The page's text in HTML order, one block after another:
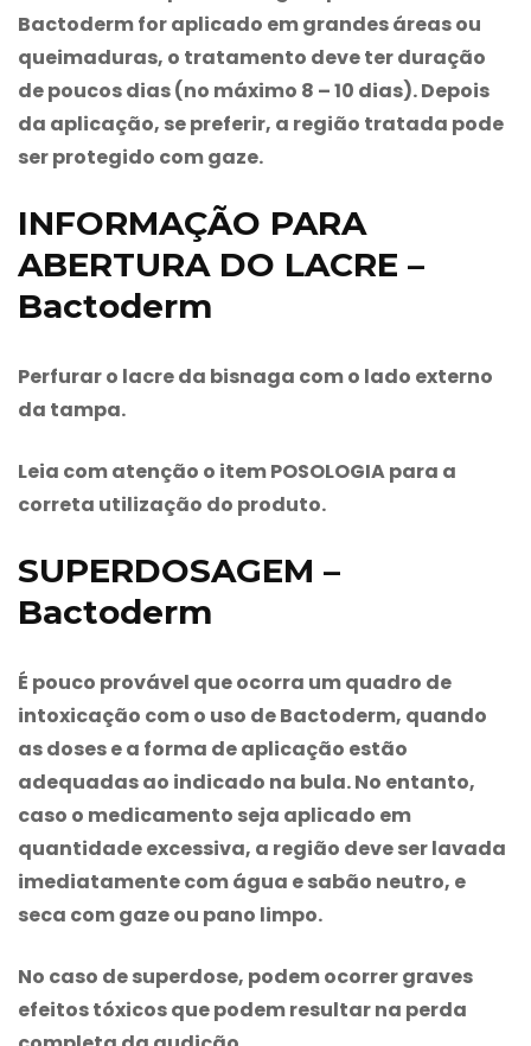
Bactodermfor aplicado em grandes áreas ou
queimaduras, o tratamento deve ter duração
de poucos dias (no máximo 8 – 10 dias). Depois
da aplicação, se preferir, a região tratada pode
ser protegido com gaze.
INFORMAÇÃO PARA
ABERTURA DO LACRE –
Bactoderm
Perfurar o lacre da bisnaga com o lado externo
da tampa.
Leia com atenção o item POSOLOGIA para a
correta utilização do produto.
SUPERDOSAGEM –
Bactoderm
É pouco provável que ocorra um quadro de
intoxicação com o uso deBactoderm, quando
as doses e a forma de aplicação estão
adequadas ao indicado na bula. No entanto,
caso o medicamento seja aplicado em
quantidade excessiva, a região deve ser lavada
imediatamente com água e sabão neutro, e
seca com gaze ou pano limpo.
No caso de superdose, podem ocorrer graves
efeitos tóxicos que podem resultar na perda